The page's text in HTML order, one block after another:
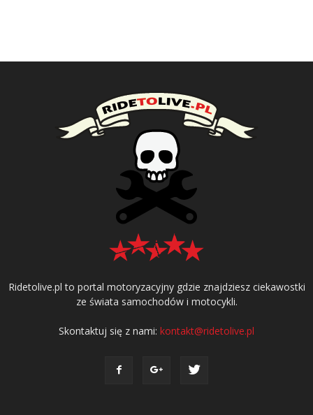
Ridetolive.pl to portal motoryzacyjny gdzie znajdziesz ciekawostki
ze świata samochodów i motocykli.
Skontaktuj się z nami: kontakt@ridetolive.pl